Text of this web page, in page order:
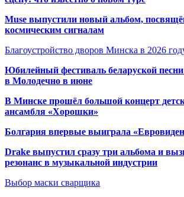
Muse выпустили новый альбом,
космическим сигналам
Благоустройство дворов Минска в 2026
Юбилейный фестиваль беларуской песни
в Молодечно в июне
В Минске прошёл большой концерт
ансамбля «Хорошки»
Болгария впервые выиграла
Drake выпустил сразу три альбома и
резонанс в музыкальной индустрии
Выбор маски сварщика